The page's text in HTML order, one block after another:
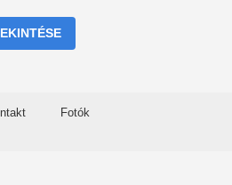
Fotók